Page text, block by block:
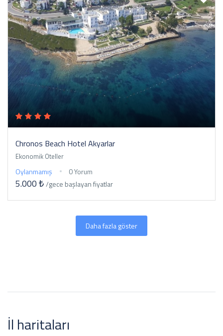
Chronos Beach Hotel Akyarlar
Ekonomik Oteller
Oylanmamış 0 Yorum
5.000 ₺/gece başlayan fiyatlar
Daha fazla göster
İl haritaları